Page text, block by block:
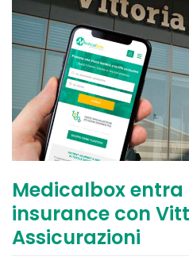
Medicalbox
insurance con
Assicurazioni